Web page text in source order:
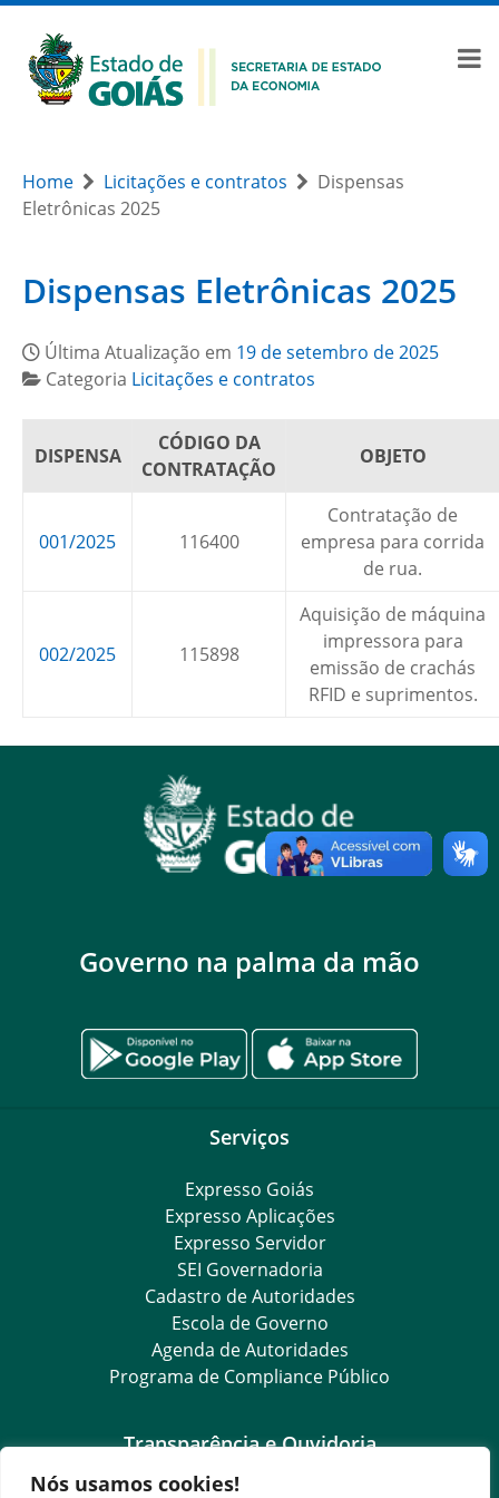
Nós usamos cookies!
Home Licitações e contratos
Dispensas
Eletrônicas 2025
Dispensas Eletrônicas 2025
Última Atualização em 19 de setembro de 2025
Categoria Licitações e contratos
DISPENSA
CÓDIGO DA
CONTRATAÇÃO
OBJETO
001/2025 116400
Contratação de
empresa para corrida
de rua.
002/2025 115898
Aquisição de máquina
impressora para
emissão de crachás
RFID e suprimentos.
Governo na palma da mão
Serviços
Expresso Goiás
Expresso Aplicações
Expresso Servidor
SEI Governadoria
Cadastro de Autoridades
Escola de Governo
Agenda de Autoridades
Programa de Compliance Público
Transparência e Ouvidoria